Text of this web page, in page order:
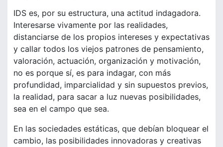
IDS es, por su estructura, una actitud indagadora.
Interesarse vivamente por las realidades,
distanciarse de los propios intereses y expectativas
y callar todos los viejos patrones de pensamiento,
valoración, actuación, organización y motivación,
no es porque sí, es para indagar, con más
profundidad, imparcialidad y sin supuestos previos,
la realidad, para sacar a luz nuevas posibilidades,
sea en el campo que sea.
En las sociedades estáticas, que debían bloquear el
cambio, las posibilidades innovadoras y creativas